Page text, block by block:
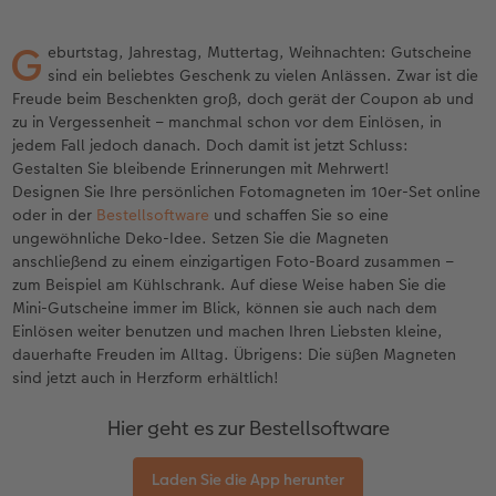
CEWE FOTOBUCH Kids
Panoramaseite
Schuber
Designvorlagen
Foto-Kochbuch
Kundenbeispiele
Webinare
CEWE myPhotos
Gestaltungsideen
Bilderboxen
Premium Poster
Fotosticker
Fotosets
Sofortfotos
Scan-Service
Analog Services
CEWE myPhotos
Neuheiten
Acrylglas
Alu-Dibond
Foto auf Holz
Hartschaum
Gallery Print
hexxas
Willkommensschild
Wandgestaltung
Mehrteiler
Dankeskarten
Urlaubsgrüße
Weitere Anlässe
Papierqualitäten
Klappkarten
Fotokarten
Postkarten
Karte mit Einsteckfoto
Einzelkarten
Schule & Büro
Foto-Geschenkbox
Art Prints
Handyhüllen
Faber-Castell
Haustierwelt
Geschenkideen
Kundenbeispiele
CEWE Geschenkgutschein
NEU: Wandkalender Fineline
Kalender-Kundenbeispiele
Neuheiten
Extras
CEWE myPhotos
Aktionen
Smartflip
PopGrip
Cardholder
CEWE myPhotos
Aktionen
Neuheiten
Danke sagen
Liebe schenken
Geburtstagsgeschenke
Inspiration
Kundenbeispiele
App
G eburtstag, Jahrestag, Muttertag, Weihnachten: Gutscheine
sind ein beliebtes Geschenk zu vielen Anlässen. Zwar ist die
Freude beim Beschenkten groß, doch gerät der Coupon ab und
zu in Vergessenheit – manchmal schon vor dem Einlösen, in
jedem Fall jedoch danach. Doch damit ist jetzt Schluss:
Gestalten Sie bleibende Erinnerungen mit Mehrwert!
Designen Sie Ihre persönlichen Fotomagneten im 10er-Set online
oder in der Bestellsoftware und schaffen Sie so eine
ungewöhnliche Deko-Idee. Setzen Sie die Magneten
anschließend zu einem einzigartigen Foto-Board zusammen –
zum Beispiel am Kühlschrank. Auf diese Weise haben Sie die
Mini-Gutscheine immer im Blick, können sie auch nach dem
Einlösen weiter benutzen und machen Ihren Liebsten kleine,
dauerhafte Freuden im Alltag. Übrigens: Die süßen Magneten
sind jetzt auch in Herzform erhältlich!
Hier geht es zur Bestellsoftware
Laden Sie die App herunter